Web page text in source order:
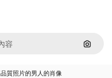
通過圖
質照片的男人的肖像